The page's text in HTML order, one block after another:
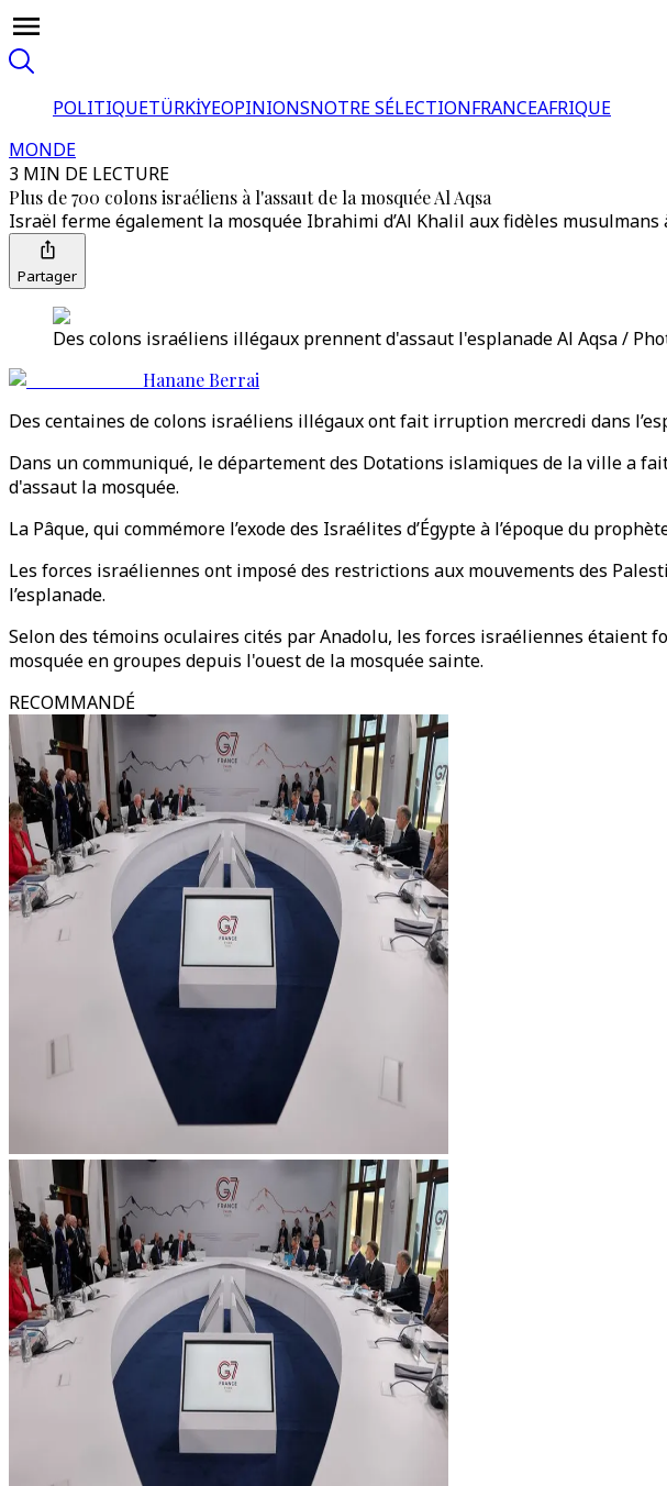
POLITIQUETÜRKİYEOPINIONSNOTRE SÉLECTIONFRANCEAFRIQUE
MONDE
3 MIN DE LECTURE
Plus de 700 colons israéliens à l'assaut de la mosquée Al Aqsa
Israël ferme également la mosquée Ibrahimi d’Al Khalil aux fidèles musulmans
Partager
Des colons israéliens illégaux prennent d'assaut l'esplanade Al Aqsa /
Hanane Berrai
Des centaines de colons israéliens illégaux ont fait irruption mercredi dans
Dans un communiqué, le département des Dotations islamiques de la ville a
d'assaut la mosquée.
La Pâque, qui commémore l’exode des Israélites d’Égypte à l’époque du
Les forces israéliennes ont imposé des restrictions aux mouvements des
l’esplanade.
Selon des témoins oculaires cités par Anadolu, les forces israéliennes
mosquée en groupes depuis l'ouest de la mosquée sainte.
RECOMMANDÉ